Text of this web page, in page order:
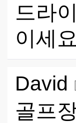
드라
이세요
David
골프